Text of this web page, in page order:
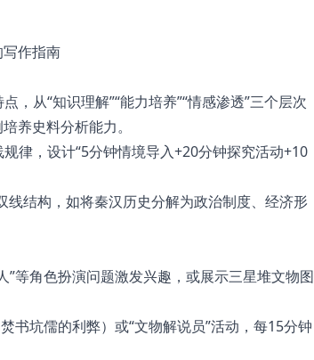
作指南
，从“知识理解”“能力培养”“情感渗透”三个层次
养史料分析能力。
规律，设计“5分钟情境导入+20分钟探究活动+10
线结构，如将秦汉历史分解为政治制度、经济形
”等角色扮演问题激发兴趣，或展示三星堆文物图
书坑儒的利弊）或“文物解说员”活动，每15分钟